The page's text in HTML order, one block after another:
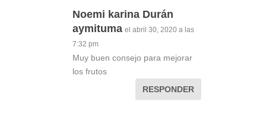
Noemi karina Durán
aymituma el abril 30, 2020 a las
7:32 pm
Muy buen consejo para mejorar
los frutos
RESPONDER